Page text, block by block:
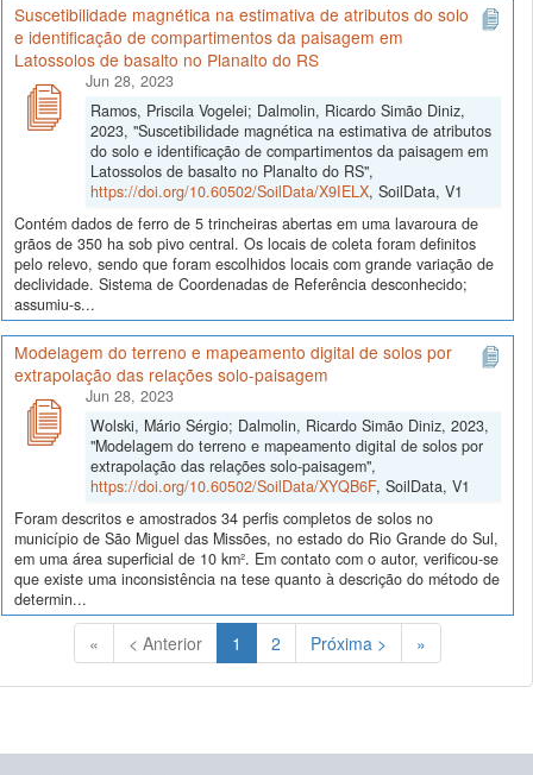
Suscetibilidade magnética na estimativa de atributos do solo
e identificação de compartimentos da paisagem em
Latossolos de basalto no Planalto do RS
Jun 28, 2023
Ramos, Priscila Vogelei; Dalmolin, Ricardo Simão Diniz,
2023, "Suscetibilidade magnética na estimativa de atributos
do solo e identificação de compartimentos da paisagem em
Latossolos de basalto no Planalto do RS",
https://doi.org/10.60502/SoilData/X9IELX, SoilData, V1
Contém dados de ferro de 5 trincheiras abertas em uma lavaroura de
grãos de 350 ha sob pivo central. Os locais de coleta foram definitos
pelo relevo, sendo que foram escolhidos locais com grande variação de
declividade. Sistema de Coordenadas de Referência desconhecido;
assumiu-s...
Modelagem do terreno e mapeamento digital de solos por
extrapolação das relações solo-paisagem
Jun 28, 2023
Wolski, Mário Sérgio; Dalmolin, Ricardo Simão Diniz, 2023,
"Modelagem do terreno e mapeamento digital de solos por
extrapolação das relações solo-paisagem",
https://doi.org/10.60502/SoilData/XYQB6F, SoilData, V1
Foram descritos e amostrados 34 perfis completos de solos no
município de São Miguel das Missões, no estado do Rio Grande do Sul,
em uma área superficial de 10 km². Em contato com o autor, verificou-se
que existe uma inconsistência na tese quanto à descrição do método de
determin...
« < Anterior 1 (Atual)
2 Próxima > »